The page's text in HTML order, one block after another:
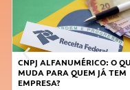
CNPJ ALFANUMÉRICO: O
MUDA PARA QUEM JÁ TEM
EMPRESA?